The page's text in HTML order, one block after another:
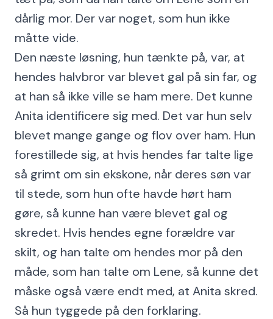
dårlig mor. Der var noget, som hun ikke
måtte vide.
Den næste løsning, hun tænkte på, var, at
hendes halvbror var blevet gal på sin far, og
at han så ikke ville se ham mere. Det kunne
Anita identificere sig med. Det var hun selv
blevet mange gange og flov over ham. Hun
forestillede sig, at hvis hendes far talte lige
så grimt om sin ekskone, når deres søn var
til stede, som hun ofte havde hørt ham
gøre, så kunne han være blevet gal og
skredet. Hvis hendes egne forældre var
skilt, og han talte om hendes mor på den
måde, som han talte om Lene, så kunne det
måske også være endt med, at Anita skred.
Så hun tyggede på den forklaring.